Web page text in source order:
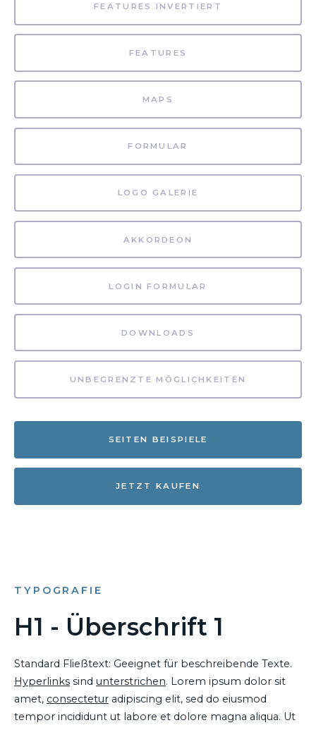
FEATURES INVERTIERT
FEATURES
MAPS
FORMULAR
LOGO GALERIE
AKKORDEON
LOGIN FORMULAR
DOWNLOADS
UNBEGRENZTE MÖGLICHKEITEN
SEITEN BEISPIELE
JETZT KAUFEN
TYPOGRAFIE
H1 - Überschrift 1
Standard Fließtext: Geeignet für beschreibende Texte.
Hyperlinks sind unterstrichen. Lorem ipsum dolor sit
amet, consectetur adipiscing elit, sed do eiusmod
tempor incididunt ut labore et dolore magna aliqua. Ut